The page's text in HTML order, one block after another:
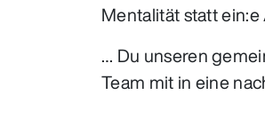
Mentalität statt
… Du unseren
Team mit in eine